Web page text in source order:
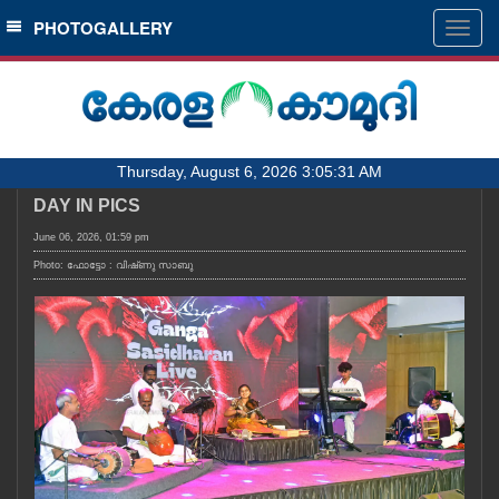
SECTIONS
HOME
NOTIFIED NEWS
KERALA
LOCAL
OBITUARY
NEWS 360
PHOTOGALLERY
Thursday, August 6, 2026 3:05:31 AM
DAY IN PICS
June 06, 2026, 01:59 pm
Photo: ഫോട്ടോ : വിഷ്‌ണു സാബു